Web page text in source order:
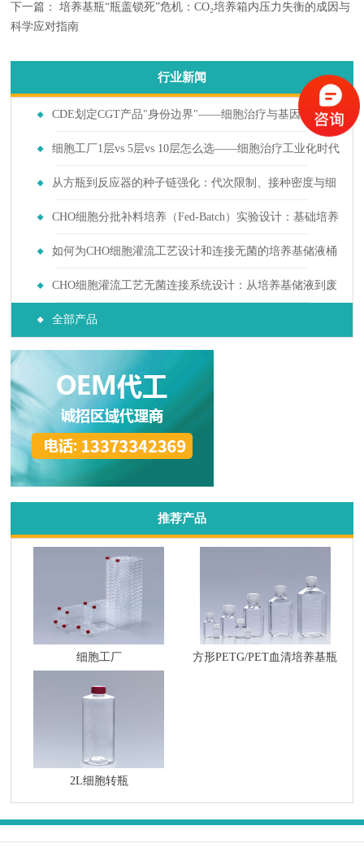
下一篇：培养基瓶“瓶盖锁死”危机：CO₂培养箱内压力失衡的成因与
科学应对指南
行业新闻
CDE划定CGT产品"身份边界"——细胞治疗与基因治疗归
入不同监管轨道后上游培养耗材需求如何分化
细胞工厂1层vs 5层vs 10层怎么选——细胞治疗工业化时代
的选择指南
从方瓶到反应器的种子链强化：代次限制、接种密度与细
胞年龄对生产稳定性的影响
CHO细胞分批补料培养（Fed-Batch）实验设计：基础培养
基与补料培养基筛选
如何为CHO细胞灌流工艺设计和连接无菌的培养基储液桶
与废液收集系统？
CHO细胞灌流工艺无菌连接系统设计：从培养基储液到废
液收集的全链路指南
全部产品
推荐产品
细胞工厂 方形PETG/PET血清培养基瓶
2L细胞转瓶